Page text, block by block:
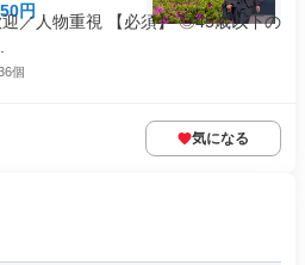
円
／人物重視 【必須】 ◎45歳以下の
個
気になる